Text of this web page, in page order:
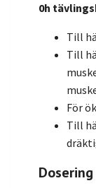
0h
Till
Till
För
Till
Dosering